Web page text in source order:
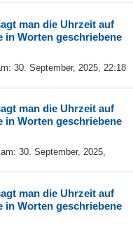
man die Uhrzeit auf
in Worten geschriebene
30. September, 2025, 22:18
man die Uhrzeit auf
in Worten geschriebene
30. September, 2025,
man die Uhrzeit auf
in Worten geschriebene